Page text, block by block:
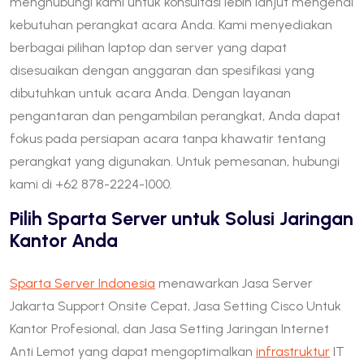
kebutuhan perangkat acara Anda. Kami menyediakan
berbagai pilihan laptop dan server yang dapat
disesuaikan dengan anggaran dan spesifikasi yang
dibutuhkan untuk acara Anda. Dengan layanan
pengantaran dan pengambilan perangkat, Anda dapat
fokus pada persiapan acara tanpa khawatir tentang
perangkat yang digunakan. Untuk pemesanan, hubungi
kami di +62 878-2224-1000.
Pilih Sparta Server untuk Solusi Jaringan
Kantor Anda
Sparta Server Indonesia menawarkan Jasa Server
Jakarta Support Onsite Cepat, Jasa Setting Cisco Untuk
Kantor Profesional, dan Jasa Setting Jaringan Internet
Anti Lemot yang dapat mengoptimalkan infrastruktur IT